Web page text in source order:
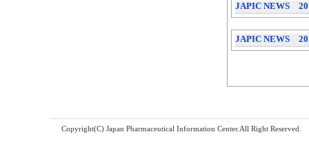
JAPIC NEWS
JAPIC NEWS
Copyright(C) Japan Pharmaceutical Information Center.All Right Reserved.